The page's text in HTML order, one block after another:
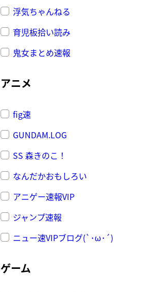
浮気ちゃんねる
育児板拾い読み
鬼女まとめ速報
アニメ
fig速
GUNDAM.LOG
SS 森きのこ！
なんだかおもしろい
アニゲー速報VIP
ジャンプ速報
ニュー速VIPブログ(`･ω･´)
ゲーム